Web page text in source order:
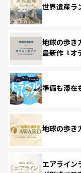
世界遺産ラ
地球の歩き
最新作『オ
準備も滞
地球の歩き
エアライ